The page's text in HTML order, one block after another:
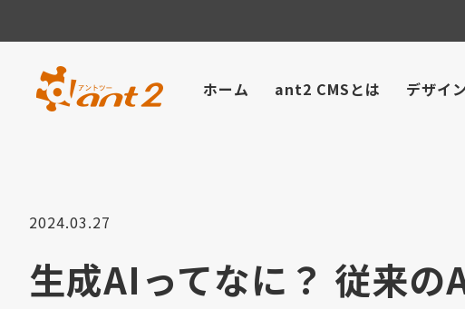
ホーム ant2 CMSとは デザイ
2024.03.27
生成AIってなに？ 従来